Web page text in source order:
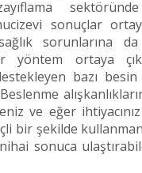
sonuçlar
sorunlarına
yöntem ortaya
bazı
ve eğer
bir şekilde
sonuca